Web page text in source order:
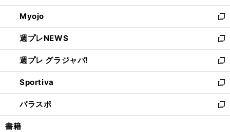
開
く
ウ
で
開
く
ン
ド
ウ
で
開
く
ウ
ィ
ン
ド
ウ
で
開
く
Myojo
新
し
い
ウ
ィ
ン
ド
ウ
で
開
週プレNEWS
新
し
い
ウ
ィ
ン
ド
ウ
週プレ グラジャパ!
新
し
い
ウ
ィ
ン
Sportiva
新
し
い
ウ
パラスポ
新
し
書籍